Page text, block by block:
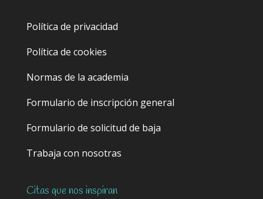
Política de privacidad
Política de cookies
Normas de la academia
Formulario de inscripción general
Formulario de solicitud de baja
Trabaja con nosotras
Citas que nos inspiran